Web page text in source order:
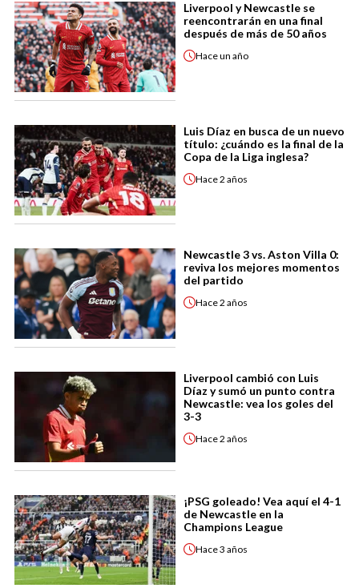
Liverpool y Newcastle se
reencontrarán en una final
después de más de 50 años
Haceun año
Luis Díaz en busca de un nuevo
título: ¿cuándo es la final de la
Copa de la Liga inglesa?
Hace2 años
Newcastle 3 vs. Aston Villa 0:
reviva los mejores momentos
del partido
Hace2 años
Liverpool cambió con Luis
Díaz y sumó un punto contra
Newcastle: vea los goles del
3-3
Hace2 años
¡PSG goleado! Vea aquí el 4-1
de Newcastle en la
Champions League
Hace3 años